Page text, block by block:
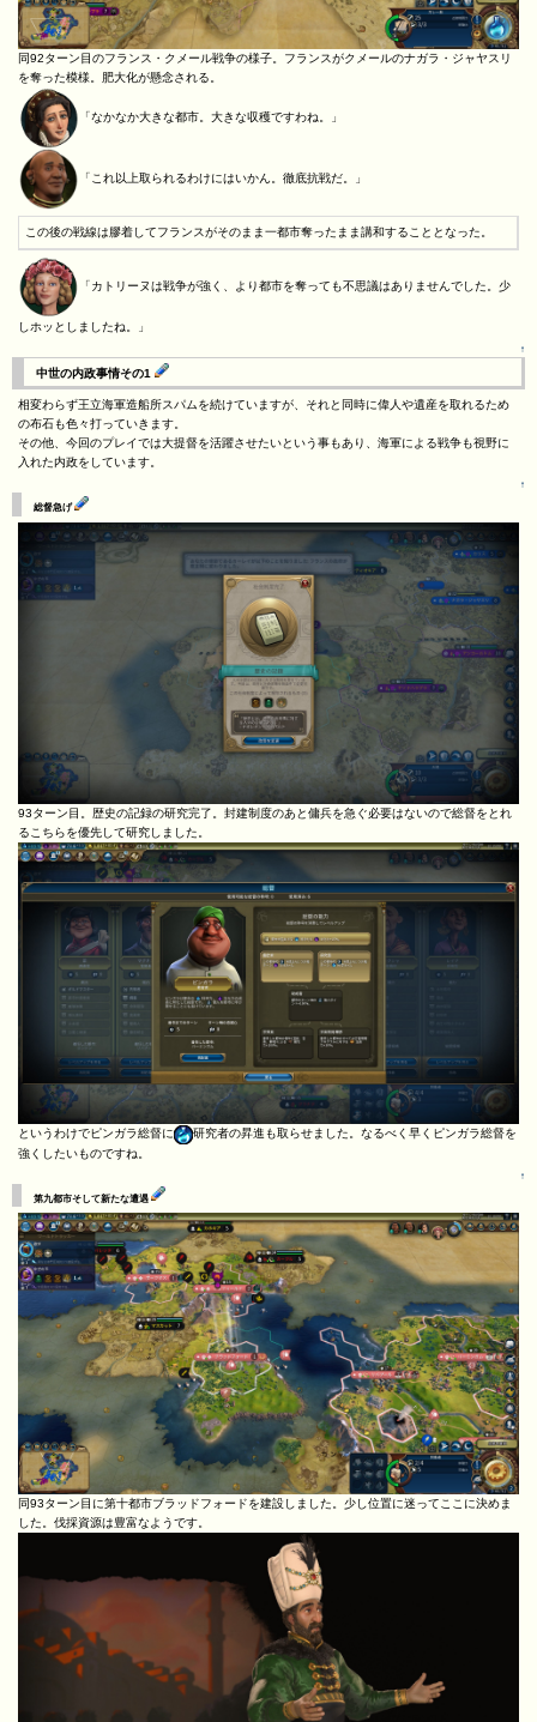
同92ターン目のフランス・クメール戦争の様子。フランスがクメールのナガラ・ジャヤスリ
を奪った模様。肥大化が懸念される。
「なかなか大きな都市。大きな収穫ですわね。」
「これ以上取られるわけにはいかん。徹底抗戦だ。」
この後の戦線は膠着してフランスがそのまま一都市奪ったまま講和することとなった。
「カトリーヌは戦争が強く、より都市を奪っても不思議はありませんでした。少
しホッとしましたね。」
↑
中世の内政事情その1
相変わらず王立海軍造船所スパムを続けていますが、それと同時に偉人や遺産を取れるため
の布石も色々打っていきます。
その他、今回のプレイでは大提督を活躍させたいという事もあり、海軍による戦争も視野に
入れた内政をしています。
↑
総督急げ
93ターン目。歴史の記録の研究完了。封建制度のあと傭兵を急ぐ必要はないので総督をとれ
るこちらを優先して研究しました。
というわけでピンガラ総督に
研究者の昇進も取らせました。なるべく早くピンガラ総督を
強くしたいものですね。
↑
第九都市そして新たな遭遇
同93ターン目に第十都市ブラッドフォードを建設しました。少し位置に迷ってここに決めま
した。伐採資源は豊富なようです。